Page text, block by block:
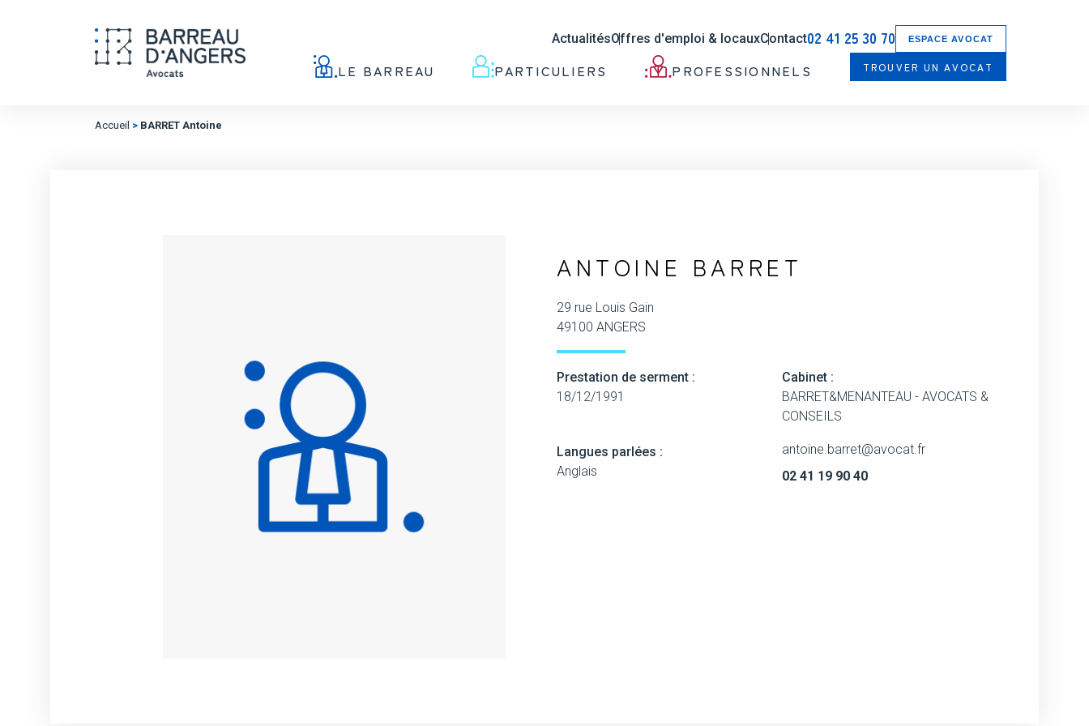
ActualitésOffres d'emploi & locauxContact02 41 25 30 70 ESPACE AVOCAT
LE BARREAU PARTICULIERS PROFESSIONNELS TROUVER UN AVOCAT
Accueil > BARRET Antoine
ANTOINE BARRET
29 rue Louis Gain
49100 ANGERS
Prestation de serment :
18/12/1991
Cabinet :
BARRET&MENANTEAU - AVOCATS &
CONSEILS
Langues parlées :
Anglais
antoine.barret@avocat.fr
02 41 19 90 40